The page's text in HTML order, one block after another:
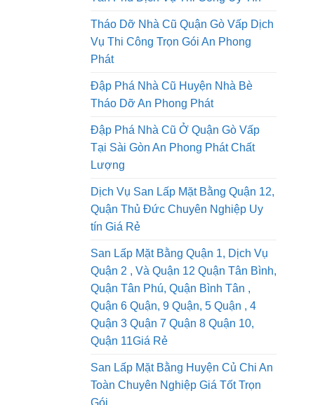
Tháo Dỡ Nhà Cũ Quận Gò Vấp Dịch
Vụ Thi Công Trọn Gói An Phong
Phát
Đập Phá Nhà Cũ Huyện Nhà Bè
Tháo Dỡ An Phong Phát
Đập Phá Nhà Cũ Ở Quận Gò Vấp
Tại Sài Gòn An Phong Phát Chất
Lượng
Dịch Vụ San Lấp Mặt Bằng Quận 12,
Quận Thủ Đức Chuyên Nghiệp Uy
tín Giá Rẻ
San Lấp Mặt Bằng Quận 1, Dịch Vụ
Quận 2 , Và Quận 12 Quận Tân Bình,
Quận Tân Phú, Quận Bình Tân ,
Quận 6 Quận, 9 Quận, 5 Quận , 4
Quận 3 Quận 7 Quận 8 Quận 10,
Quận 11Giá Rẻ
San Lấp Mặt Bằng Huyện Củ Chi An
Toàn Chuyên Nghiệp Giá Tốt Trọn
Gói